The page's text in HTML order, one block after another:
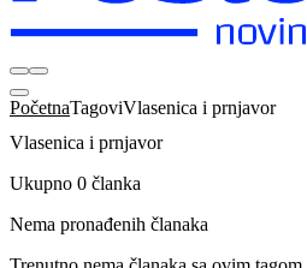
PočetnaTagoviVlasenica i prnjavor
Vlasenica i prnjavor
Ukupno 0 članka
Nema pronađenih članaka